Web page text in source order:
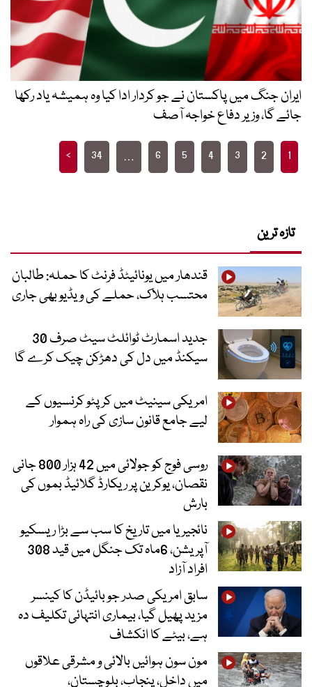
ایران جنگ میں پاکستان نے جو کردار ادا کیا وہ ہمیشہ یاد رکھا
جائے گا، وزیر دفاع خواجہ آصف
Posts
pagination
1
2
3
4
5
6
…
34
>
تازہ ترین
قندھار میں یونائیٹڈ فرنٹ کا حملہ: طالبان
محتسب ہلاک، حملے کی ویڈیو بھی جاری
جدید اسمارٹ ٹوائلٹ سیٹ صرف 30
سیکنڈ میں دل کی دھڑکن چیک کرے گا
امریکی سینیٹ میں کرپٹو کرنسیوں کے
لیے جامع قانون سازی کی راہ ہموار
روسی فوج کو جولائی میں 42 ہزار 800 جانی
نقصان، یوکرین پر ریکارڈ گلائیڈ بموں کی
بارش
نائجیریا میں تاریخ کا سب سے بڑا ریسکیو
آپریشن، 6ماہ تک جنگل میں قید 308
افراد آزاد
سابق امریکی صدر جو بائیڈن کا کینسر
مزید پھیل گیا، بیماری انتہائی تکلیف دہ
ہے، بیٹے کا انکشاف
مون سون ہوائیں بالائی و مشرقی علاقوں
میں داخل، پنجاب، بلوچستان،